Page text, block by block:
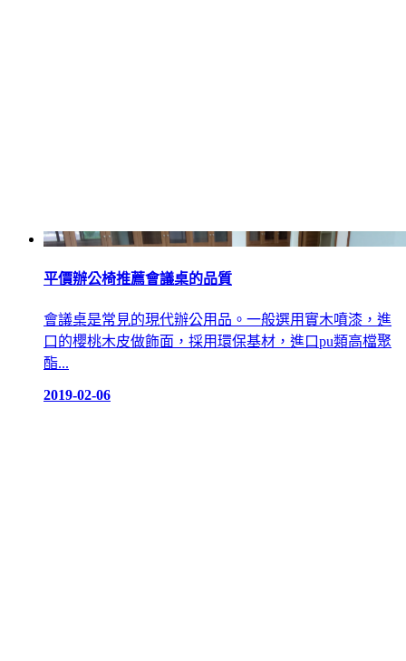
平價辦公椅推薦會議桌的品質
會議桌是常見的現代辦公用品。一般選用實木噴漆，進
口的櫻桃木皮做飾面，採用環保基材，進口pu類高檔聚
酯...
2019-02-06